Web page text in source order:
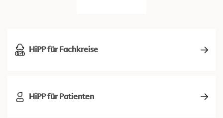
HiPP für Fachkreise
HiPP für Patienten